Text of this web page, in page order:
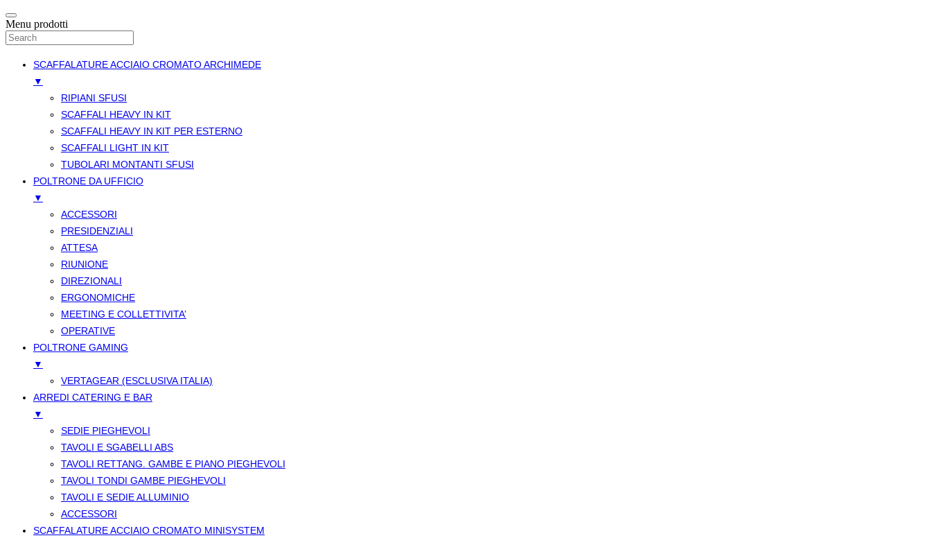
Menu prodotti
SCAFFALATURE ACCIAIO CROMATO ARCHIMEDE
▼
RIPIANI SFUSI
SCAFFALI HEAVY IN KIT
SCAFFALI HEAVY IN KIT PER ESTERNO
SCAFFALI LIGHT IN KIT
TUBOLARI MONTANTI SFUSI
POLTRONE DA UFFICIO
▼
ACCESSORI
PRESIDENZIALI
ATTESA
RIUNIONE
DIREZIONALI
ERGONOMICHE
MEETING E COLLETTIVITA’
OPERATIVE
POLTRONE GAMING
▼
VERTAGEAR (ESCLUSIVA ITALIA)
ARREDI CATERING E BAR
▼
SEDIE PIEGHEVOLI
TAVOLI E SGABELLI ABS
TAVOLI RETTANG. GAMBE E PIANO PIEGHEVOLI
TAVOLI TONDI GAMBE PIEGHEVOLI
TAVOLI E SEDIE ALLUMINIO
ACCESSORI
SCAFFALATURE ACCIAIO CROMATO MINISYSTEM